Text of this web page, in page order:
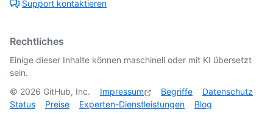
Support kontaktieren
Rechtliches
Einige dieser Inhalte können maschinell oder mit KI übersetzt
sein.
© 2026 GitHub, Inc. Impressum Begriffe
Datenschutz
Status
Preise Experten-Dienstleistungen Blog